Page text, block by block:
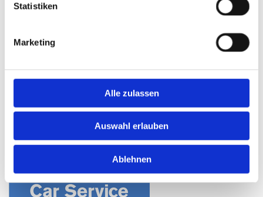
Statistiken
Marketing
Alle zulassen
Auswahl erlauben
Ablehnen
Reparatur/Wartung von Gasanlagen